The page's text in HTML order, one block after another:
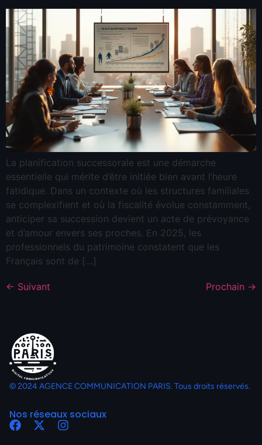
La planification successorale est une démarche
essentielle qui mérite d’être initiée bien avant l’heure
fatidique. Dans un contexte où les structures familiales
se complexifient et où la fiscalité évolue constamment,
anticiper sa succession devient un acte de prévoyance
et d’amour envers ses proches. En 2025, les
professionnels du patrimoine constatent que les
Français sont de […]
← Suivant Prochain →
© 2024 AGENCE COMMUNICATION PARIS. Tous droits réservés.
Nos réseaux sociaux